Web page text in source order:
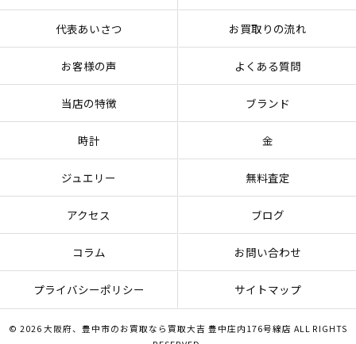
代表あいさつ お買取りの流れ
お客様の声 よくある質問
当店の特徴 ブランド
時計 金
ジュエリー 無料査定
アクセス ブログ
コラム お問い合わせ
プライバシーポリシー サイトマップ
© 2026 大阪府、豊中市のお買取なら買取大吉 豊中庄内176号線店 ALL RIGHTS